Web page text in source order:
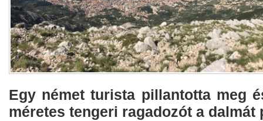
Egy német turista pillantotta meg
méretes tengeri ragadozót a dalmát